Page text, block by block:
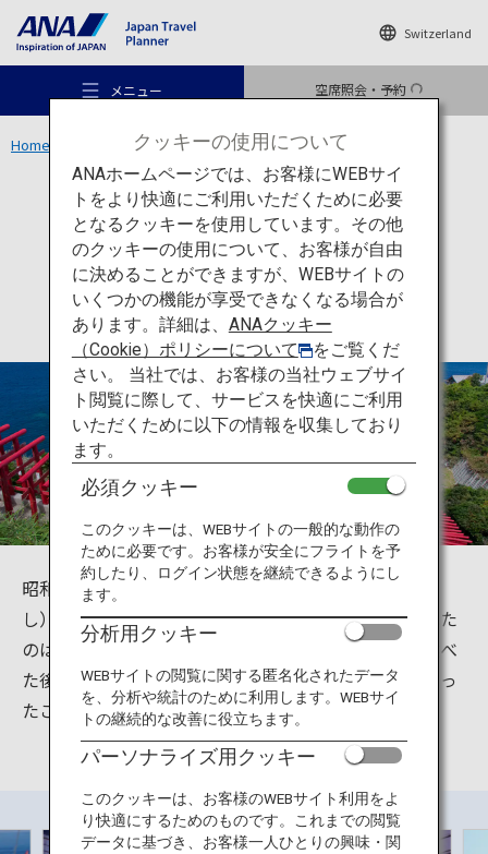
Switzerland
メニュー 空席照会・予約
おすすめの旅
旅のアイデア
行き先
旅のお役立ち情報
ANA サービス
Home 中国エリア 元乃隅神社
文化 山口
元乃隅神社
昭和30年に地域の網元であった岡村斉（おかむらひと
し）の枕元に白狐が現れ、「これまで漁をしてこられた
のは誰のおかげか。」と過去からの関わりを詳細に述べ
た後、「吾をこの地に鎮祭せよ。」というお告げがあっ
たことにより建てられた神社です。
クッキーの使用について
ANAホームページでは、お客様にWEBサイ
トをより快適にご利用いただくために必要
となるクッキーを使用しています。その他
のクッキーの使用について、お客様が自由
に決めることができますが、WEBサイトの
いくつかの機能が享受できなくなる場合が
あります。詳細は、 ANAクッキー
（Cookie）ポリシーについて
をご覧くだ
さい。 当社では、お客様の当社ウェブサイ
ト閲覧に際して、サービスを快適にご利用
いただくために以下の情報を収集しており
ます。
必須クッキー
このクッキーは、WEBサイトの一般的な動作の
ために必要です。お客様が安全にフライトを予
約したり、ログイン状態を継続できるようにし
ます。
分析用クッキー
WEBサイトの閲覧に関する匿名化されたデータ
を、分析や統計のために利用します。WEBサイ
トの継続的な改善に役立ちます。
パーソナライズ用クッキー
このクッキーは、お客様のWEBサイト利用をよ
り快適にするためのものです。これまでの閲覧
データに基づき、お客様一人ひとりの興味・関